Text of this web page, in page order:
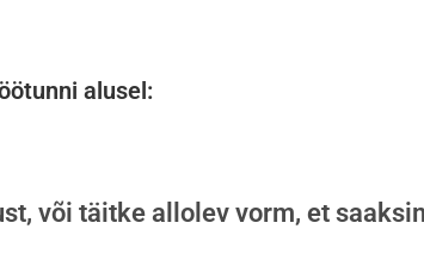
alusel:
või täitke allolev vorm, et